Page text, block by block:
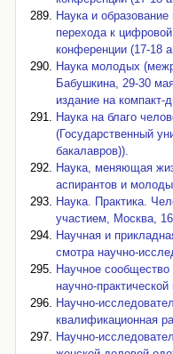
Наука и
перехода к
конференции (17-18
Наука молодых
Бабушкина, 29-30
издание на компакт-
Наука на благо
(Государственный
бакалавров)).
Наука, меняющая
аспирантов и
Наука. Практика.
участием, Москва, 16
Научная и
смотра научно-
Научное
научно-
Научно-
квалификационная
Научно-